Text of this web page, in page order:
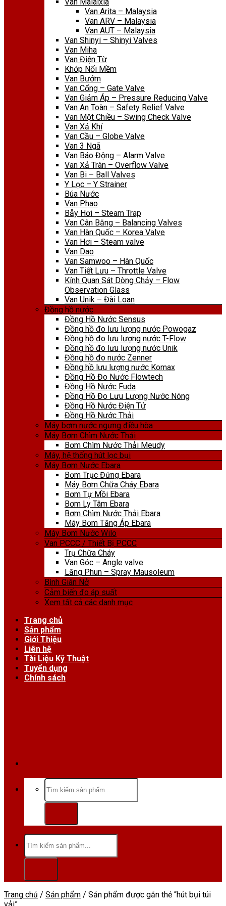
Van Arita – Malaysia
Van ARV – Malaysia
Van AUT – Malaysia
Van Shinyi – Shinyi Valves
Van Miha
Van Điện Từ
Khớp Nối Mềm
Van Bướm
Van Cổng – Gate Valve
Van Giảm Áp – Pressure Reducing Valve
Van An Toàn – Safety Relief Valve
Van Một Chiều – Swing Check Valve
Van Xả Khí
Van Cầu – Globe Valve
Van 3 Ngã
Van Báo Động – Alarm Valve
Van Xả Tràn – Overflow Valve
Van Bi – Ball Valves
Y Lọc – Y Strainer
Búa Nước
Van Phao
Bẫy Hơi – Steam Trap
Van Cân Bằng – Balancing Valves
Van Hàn Quốc – Korea Valve
Van Hơi – Steam valve
Van Dao
Van Samwoo – Hàn Quốc
Van Tiết Lưu – Throttle Valve
Kính Quan Sát Dòng Chảy – Flow
Observation Glass
Van Unik – Đài Loan
Đồng hồ nước
Đồng Hồ Nước Sensus
Đồng hồ đo lưu lượng nước Powogaz
Đồng hồ đo lưu lượng nước T-Flow
Đồng hồ đo lưu lượng nước Unik
Đồng hồ đo nước Zenner
Đồng hồ lưu lượng nước Komax
Đồng Hồ Đo Nước Flowtech
Đồng Hồ Nước Fuda
Đồng Hồ Đo Lưu Lượng Nước Nóng
Đồng Hồ Nước Điện Tử
Đồng Hồ Nước Thải
Máy bơm nước ngưng điều hòa
Máy Bơm Chìm Nước Thải
Bơm Chìm Nước Thải Meudy
Máy, hệ thống hút lọc bụi
Máy Bơm Nước Ebara
Bơm Trục Đứng Ebara
Máy Bơm Chữa Cháy Ebara
Bơm Tự Mồi Ebara
Bơm Ly Tâm Ebara
Bơm Chìm Nước Thải Ebara
Máy Bơm Tăng Áp Ebara
Máy Bơm Nước Wilo
Van PCCC / Thiết Bị PCCC
Trụ Chữa Cháy
Van Góc – Angle valve
Lăng Phun – Spray Mausoleum
Bình Giãn Nở
Cảm biến đo áp suất
Xem tất cả các danh mục
Trang chủ
Sản phẩm
Giới Thiệu
Liên hệ
Tài Liệu Kỹ Thuật
Tuyển dụng
Chính sách
Tìm
kiếm:
Tìm
kiếm:
Trang chủ / Sản phẩm / Sản phẩm được gắn thẻ “hút bụi túi
vải”